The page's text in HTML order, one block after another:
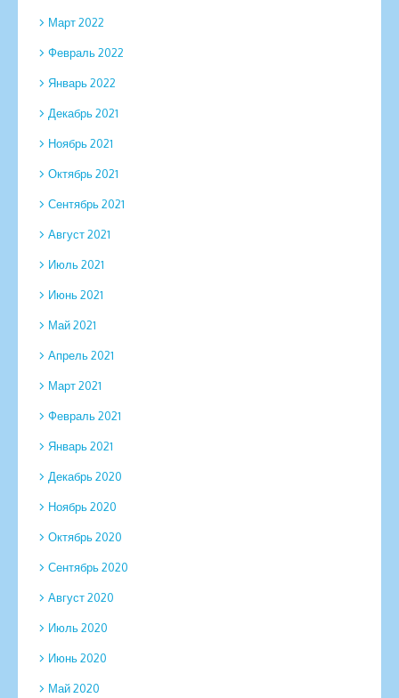
Март 2022
Февраль 2022
Январь 2022
Декабрь 2021
Ноябрь 2021
Октябрь 2021
Сентябрь 2021
Август 2021
Июль 2021
Июнь 2021
Май 2021
Апрель 2021
Март 2021
Февраль 2021
Январь 2021
Декабрь 2020
Ноябрь 2020
Октябрь 2020
Сентябрь 2020
Август 2020
Июль 2020
Июнь 2020
Май 2020